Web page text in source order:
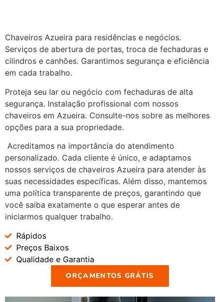
Chaveiros Azueira para residências e negócios.
Serviços de abertura de portas, troca de fechaduras e
cilindros e canhões. Garantimos segurança e eficiência
em cada trabalho.
Proteja seu lar ou negócio com fechaduras de alta
segurança. Instalação profissional com nossos
chaveiros em Azueira. Consulte-nos sobre as melhores
opções para a sua propriedade.
Acreditamos na importância do atendimento
personalizado. Cada cliente é único, e adaptamos
nossos serviços de chaveiros Azueira para atender às
suas necessidades específicas. Além disso, mantemos
uma política transparente de preços, garantindo que
você saiba exatamente o que esperar antes de
iniciarmos qualquer trabalho.
Rápidos
Preços Baixos
Qualidade e Garantia
ORÇAMENTOS GRÁTIS